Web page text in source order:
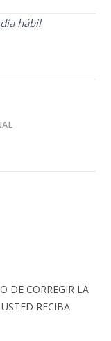
hábil
DE CORREGIR LA
RECIBA